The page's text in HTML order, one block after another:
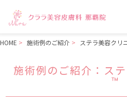
HOME 施術例のご紹介 ステラ美容クリ
施術例のご紹介 ：ス
™︎